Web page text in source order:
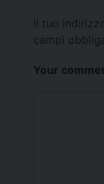
Il tuo
campi
Your